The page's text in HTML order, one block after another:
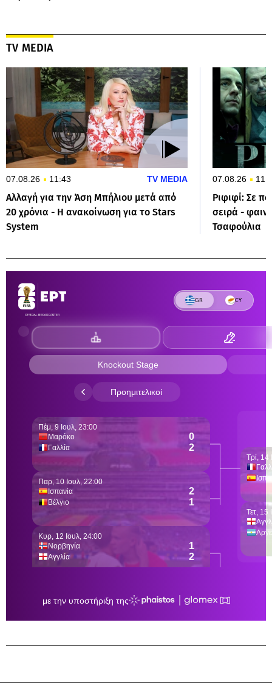
TV MEDIA
07.08.26 11:43 TV MEDIA
Αλλαγή για την Άση Μπήλιου μετά από
20 χρόνια - Η ανακοίνωση για το Stars
System
07.08.26
Ριφιφί: Σε
σειρά -
Τσαφούλια